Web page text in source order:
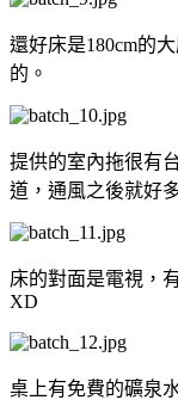
還好床是180cm的
的。
提供的室內拖很有
道，通風之後就好
床的對面是電視，
XD
桌上有免費的礦泉